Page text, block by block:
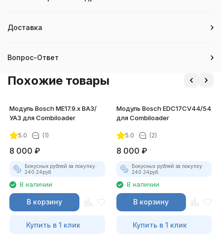
Доставка
Вопрос-Ответ
Похожие товары
Модуль Bosch ME17.9.x ВАЗ/
УАЗ для Combiloader
5.0 (1)
8 000 ₽
Бонусных рублей за покупку:
240.24руб.
В наличии
В корзину
Купить в 1 клик
Модуль Bosch EDC17CV44/54
для Combiloader
5.0 (2)
8 000 ₽
Бонусных рублей за покупку:
240.24руб.
В наличии
В корзину
Купить в 1 клик